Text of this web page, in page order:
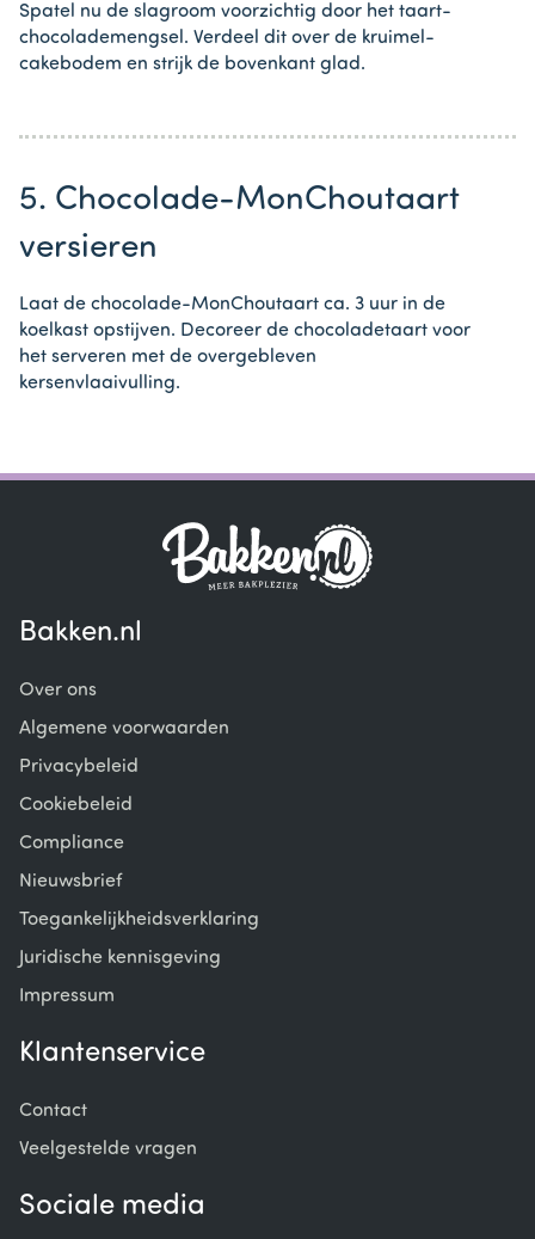
Spatel nu de slagroom voorzichtig door het taart-
chocolademengsel. Verdeel dit over de kruimel-
cakebodem en strijk de bovenkant glad.
5. Chocolade-MonChoutaart
versieren
Laat de chocolade-MonChoutaart ca. 3 uur in de
koelkast opstijven. Decoreer de chocoladetaart voor
het serveren met de overgebleven
kersenvlaaivulling.
Bakken.nl
Over ons
Algemene voorwaarden
Privacybeleid
Cookiebeleid
Compliance
Nieuwsbrief
Toegankelijkheidsverklaring
Juridische kennisgeving
Impressum
Klantenservice
Contact
Veelgestelde vragen
Sociale media